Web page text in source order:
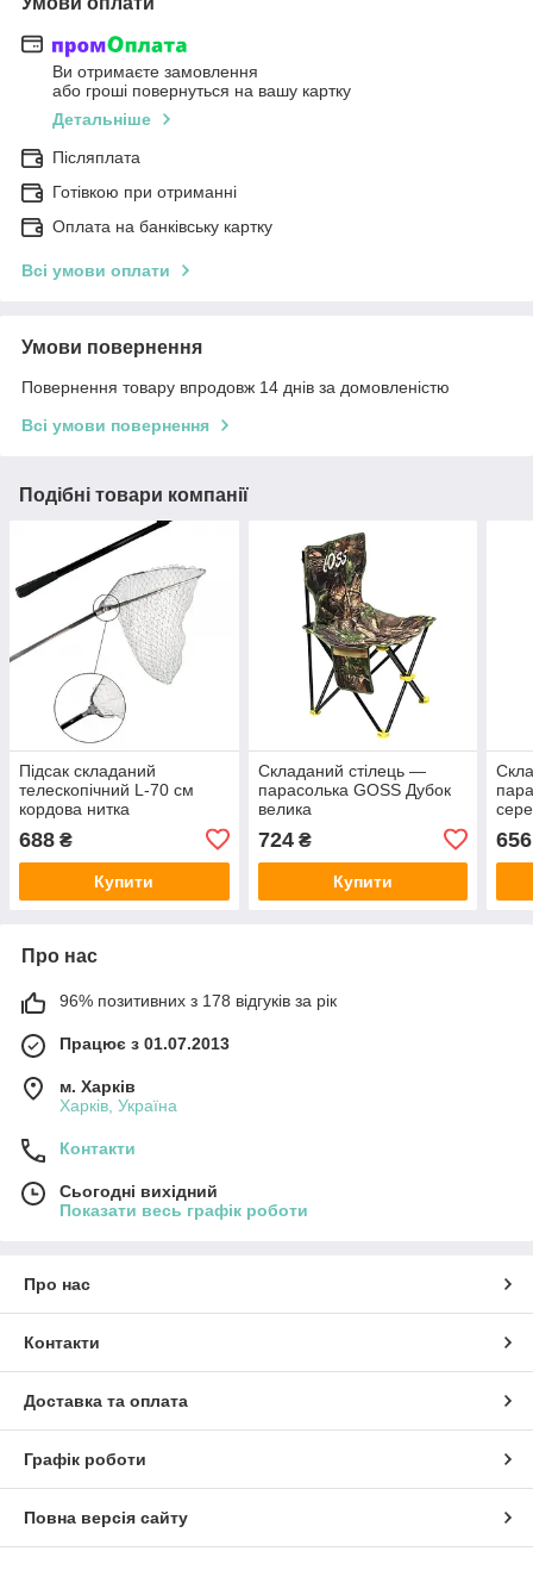
Ви отримаєте замовлення
або гроші повернуться на вашу картку
Детальніше
Післяплата
Готівкою при отриманні
Оплата на банківську картку
Всі умови оплати
Умови повернення
Повернення товару впродовж 14 днів за домовленістю
Всі умови повернення
Подібні товари компанії
Підсак складаний
телескопічний L-70 см
кордова нитка
688 ₴
Купити
Складаний стілець —
парасолька GOSS Дубок
велика
724₴
Купити
656
Про нас
96% позитивних з 178 відгуків за рік
Працює з 01.07.2013
м. Харків
Харків, Україна
Контакти
Сьогодні вихідний
Показати весь графік роботи
Про нас
Контакти
Доставка та оплата
Графік роботи
Повна версія сайту